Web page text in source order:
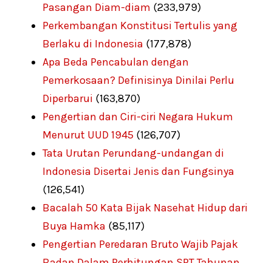
Pasangan Diam-diam (233,979)
Perkembangan Konstitusi Tertulis yang
Berlaku di Indonesia (177,878)
Apa Beda Pencabulan dengan
Pemerkosaan? Definisinya Dinilai Perlu
Diperbarui (163,870)
Pengertian dan Ciri-ciri Negara Hukum
Menurut UUD 1945 (126,707)
Tata Urutan Perundang-undangan di
Indonesia Disertai Jenis dan Fungsinya
(126,541)
Bacalah 50 Kata Bijak Nasehat Hidup dari
Buya Hamka (85,117)
Pengertian Peredaran Bruto Wajib Pajak